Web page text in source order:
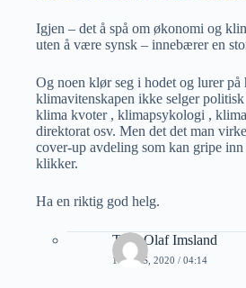
Igjen – det å spå om økonomi og
uten å være synsk – innebærer en
Og noen klør seg i hodet og lurer på
klimavitenskapen ikke selger
klima kvoter , klimapsykologi ,
direktorat osv. Men det det man
cover-up avdeling som kan gripe
klikker.
Ha en riktig god helg.
Thor Olaf Imsland
1 MARS, 2020 / 04:14